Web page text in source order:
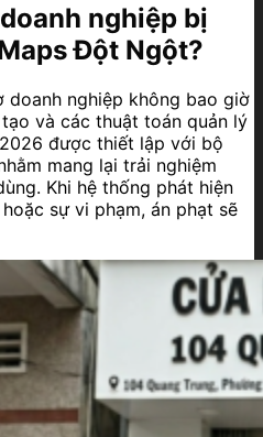
nghiệp bị
Đột Ngột?
doanh nghiệp không bao giờ
và các thuật toán quản lý
được thiết lập với bộ
mang lại trải nghiệm
Khi hệ thống phát hiện
sự vi phạm, án phạt sẽ